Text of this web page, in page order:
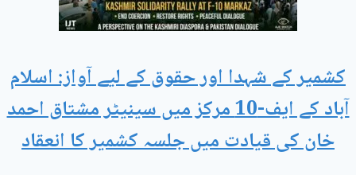
کشمیر کے شہدا اور حقوق کے لیے آواز: اسلام
آباد کے ایف-10 مرکز میں سینیٹر مشتاق احمد
خان کی قیادت میں جلسہ کشمیر کا انعقاد